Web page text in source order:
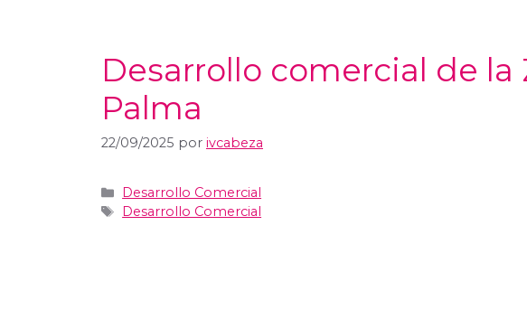
Desarrollo comercial de la
Palma
22/09/2025 por ivcabeza
Desarrollo Comercial
Desarrollo Comercial